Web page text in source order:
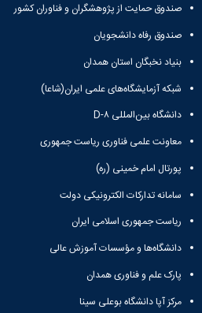
صندوق حمایت از پژوهشگران و فناوران کشور
صندوق رفاه دانشجویان
بنیاد نخبگان استان همدان
شبکه آزمایشگاه‌های علمی ایران(شاعا)
دانشگاه بین‌المللی D-۸
معاونت علمی فناوری ریاست جمهوری
پورتال امام خمینی (ره)
سامانه تدارکات الکترونیکی دولت
ریاست جمهوری اسلامی ایران
دانشگاه‌ها و مؤسسات آموزش عالی
پارک علم و فناوری همدان
مرکز آپا دانشگاه بوعلی سینا